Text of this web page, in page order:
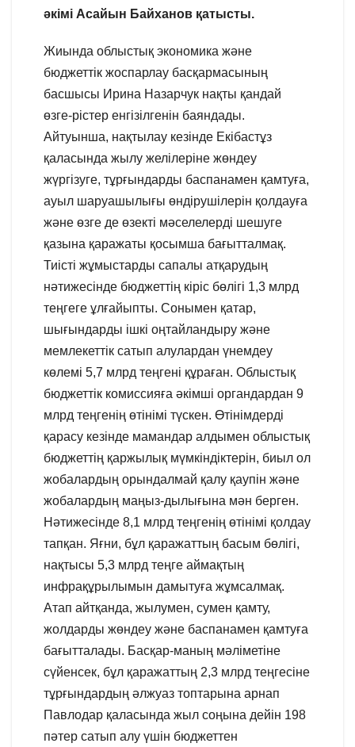
әкімі Асайын Байханов қатысты.
Жиында облыстық экономика және
бюджеттік жоспарлау басқармасының
басшысы Ирина Назарчук нақты қандай
өзге-рістер енгізілгенін баяндады.
Айтуынша, нақтылау кезінде Екібастұз
қаласында жылу желілеріне жөндеу
жүргізуге, тұрғындарды баспанамен қамтуға,
ауыл шаруашылығы өндірушілерін қолдауға
және өзге де өзекті мәселелерді шешуге
қазына қаражаты қосымша бағытталмақ.
Тиісті жұмыстарды сапалы атқарудың
нәтижесінде бюджеттің кіріс бөлігі 1,3 млрд
теңгеге ұлғайыпты. Сонымен қатар,
шығындарды ішкі оңтайландыру және
мемлекеттік сатып алулардан үнемдеу
көлемі 5,7 млрд теңгені құраған. Облыстық
бюджеттік комиссияға әкімші органдардан 9
млрд теңгенің өтінімі түскен. Өтінімдерді
қарасу кезінде мамандар алдымен облыстық
бюджеттің қаржылық мүмкіндіктерін, биыл ол
жобалардың орындалмай қалу қаупін және
жобалардың маңыз-дылығына мән берген.
Нәтижесінде 8,1 млрд теңгенің өтінімі қолдау
тапқан. Яғни, бұл қаражаттың басым бөлігі,
нақтысы 5,3 млрд теңге аймақтың
инфрақұрылымын дамытуға жұмсалмақ.
Атап айтқанда, жылумен, сумен қамту,
жолдарды жөндеу және баспанамен қамтуға
бағытталады. Басқар-маның мәліметіне
сүйенсек, бұл қаражаттың 2,3 млрд теңгесіне
тұрғындардың әлжуаз топтарына арнап
Павлодар қаласында жыл соңына дейін 198
пәтер сатып алу үшін бюджеттен